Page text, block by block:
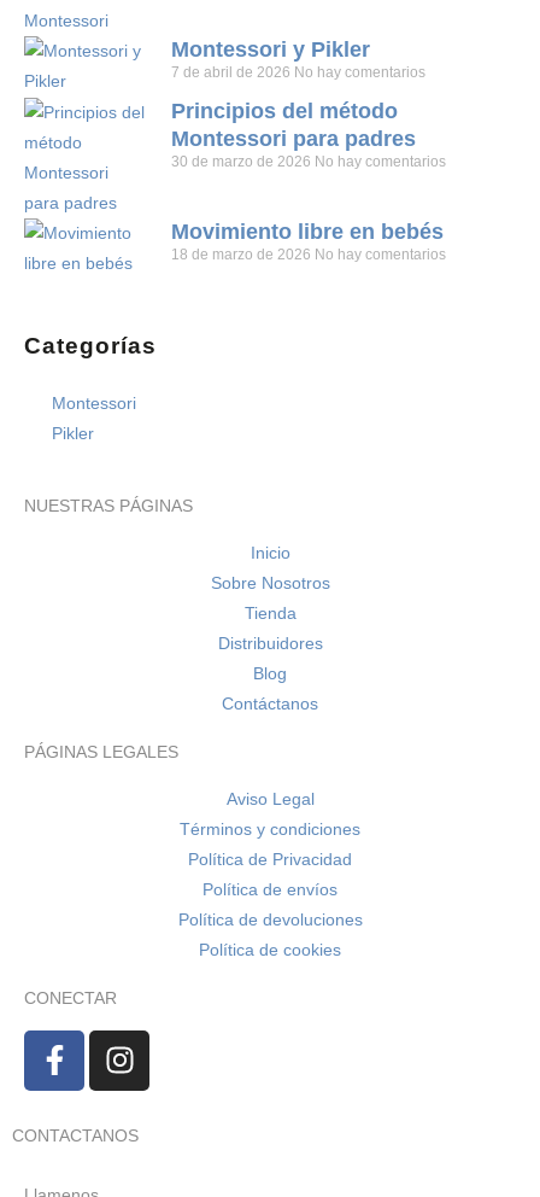
Montessori y Pikler
7 de abril de 2026 No hay comentarios
Principios del método
Montessori para padres
30 de marzo de 2026 No hay comentarios
Movimiento libre en bebés
18 de marzo de 2026 No hay comentarios
Categorías
Montessori
Pikler
NUESTRAS PÁGINAS
Inicio
Sobre Nosotros
Tienda
Distribuidores
Blog
Contáctanos
PÁGINAS LEGALES
Aviso Legal
Términos y condiciones
Política de Privacidad
Política de envíos
Política de devoluciones
Política de cookies
CONECTAR
CONTACTANOS